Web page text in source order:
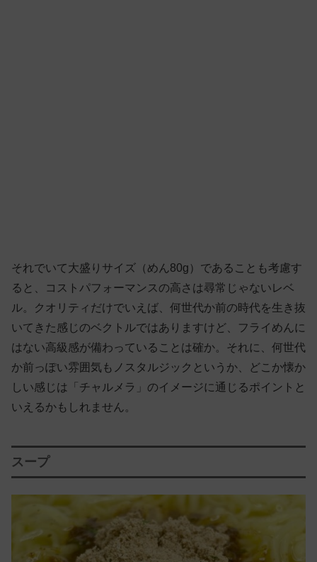
それでいて大盛りサイズ（めん80g）であることも考慮す
ると、コストパフォーマンスの高さは尋常じゃないレベ
ル。クオリティだけでいえば、何世代か前の時代を生き抜
いてきた感じのベクトルではありますけど、フライめんに
はない高級感が備わっていることは確か。それに、何世代
か前っぽい雰囲気もノスタルジックというか、どこか懐か
しい感じは「チャルメラ」のイメージに通じるポイントと
いえるかもしれません。
スープ